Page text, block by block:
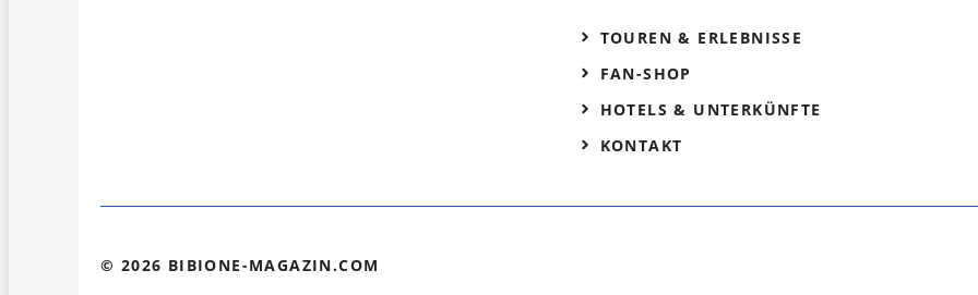
TOUREN & ERLEBNISSE
FAN-SHOP
HOTELS & UNTERKÜNFTE
KONTAKT
© 2026 BIBIONE-MAGAZIN.COM